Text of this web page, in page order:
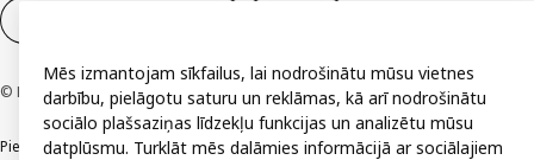
© Inter IKEA Systems B.V. 1999-2026
PiekļūstamībaVispārīgi noteikumi Privātuma un sīkdatņu politikaKontakti
Mēs izmantojam sīkfailus, lai nodrošinātu mūsu vietnes
darbību, pielāgotu saturu un reklāmas, kā arī nodrošinātu
sociālo plašsaziņas līdzekļu funkcijas un analizētu mūsu
datplūsmu. Turklāt mēs dalāmies informācijā ar sociālajiem